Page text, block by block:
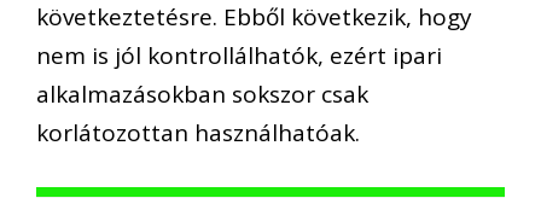
következtetésre. Ebből következik, hogy
nem is jól kontrollálhatók, ezért ipari
alkalmazásokban sokszor csak
korlátozottan használhatóak.